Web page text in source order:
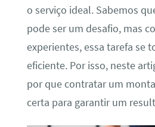
o serviço ideal. Sabemos
pode ser um desafio, mas
experientes, essa tarefa se
eficiente. Por isso, neste
por que contratar um
certa para garantir um